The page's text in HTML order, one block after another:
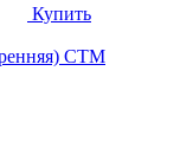
Купить
CTM